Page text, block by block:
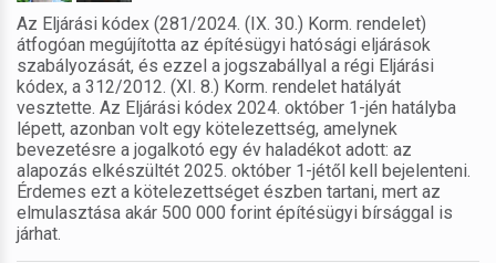
Az Eljárási kódex (281/2024. (IX. 30.) Korm. rendelet)
átfogóan megújította az építésügyi hatósági eljárások
szabályozását, és ezzel a jogszabállyal a régi Eljárási
kódex, a 312/2012. (XI. 8.) Korm. rendelet hatályát
vesztette. Az Eljárási kódex 2024. október 1-jén hatályba
lépett, azonban volt egy kötelezettség, amelynek
bevezetésre a jogalkotó egy év haladékot adott: az
alapozás elkészültét 2025. október 1-jétől kell bejelenteni.
Érdemes ezt a kötelezettséget észben tartani, mert az
elmulasztása akár 500 000 forint építésügyi bírsággal is
járhat.